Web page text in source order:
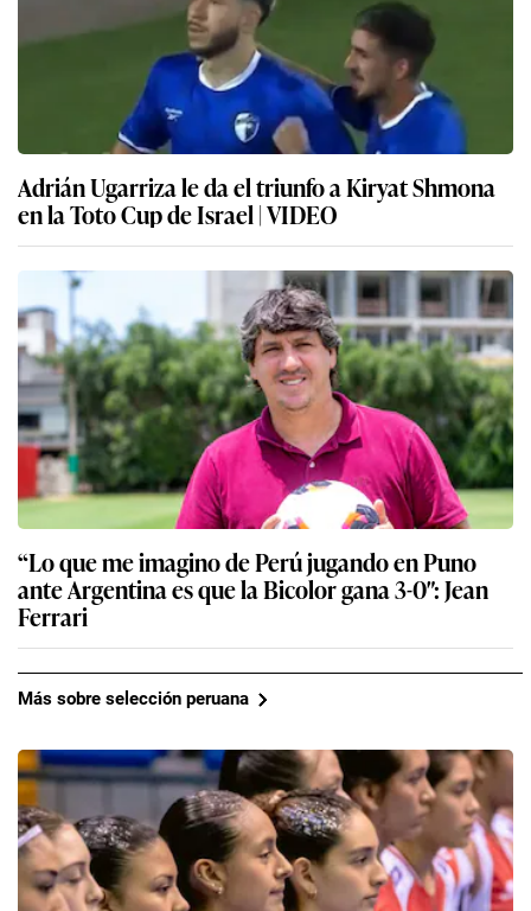
Adrián Ugarriza le da el triunfo a Kiryat Shmona
en la Toto Cup de Israel | VIDEO
“Lo que me imagino de Perú jugando en Puno
ante Argentina es que la Bicolor gana 3-0″: Jean
Ferrari
Más sobre selección peruana